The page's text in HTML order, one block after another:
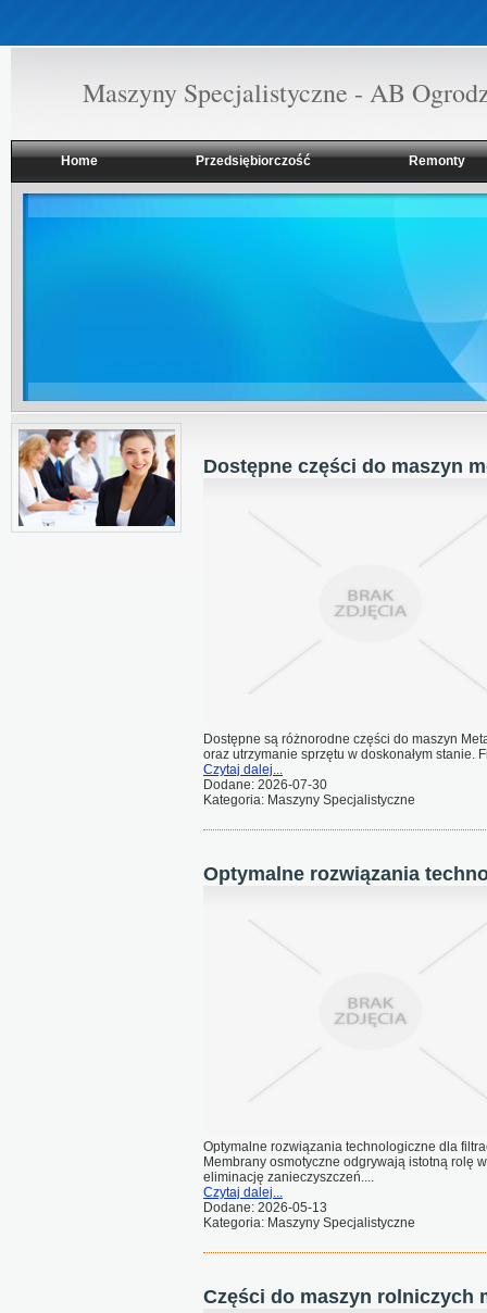
Maszyny Specjalistyczne - AB
Home Przedsiębiorczość Remonty
Dostępne części do maszyn
Dostępne są różnorodne części do maszyn
oraz utrzymanie sprzętu w doskonałym stanie.
Czytaj dalej...
Dodane: 2026-07-30
Kategoria: Maszyny Specjalistyczne
Optymalne rozwiązania
Optymalne rozwiązania technologiczne dla
Membrany osmotyczne odgrywają istotną rolę
eliminację zanieczyszczeń....
Czytaj dalej...
Dodane: 2026-05-13
Kategoria: Maszyny Specjalistyczne
Części do maszyn rolniczych